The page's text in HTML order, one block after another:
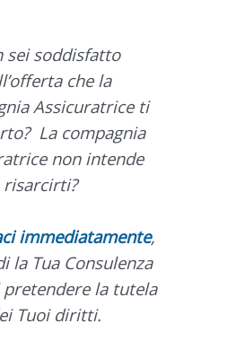
sei soddisfatto
che la
Assicuratrice ti
La compagnia
non intende
risarcirti?
immediatamente,
la Tua Consulenza
la tutela
Tuoi diritti.